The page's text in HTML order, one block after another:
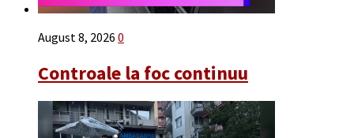
August 8, 2026 0
Controale la foc continuu